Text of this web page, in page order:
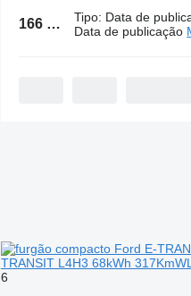
166 anúncios: Furgões
Tipo: Data de
Data de publicação
TRANSIT L4H3 68kWh
6